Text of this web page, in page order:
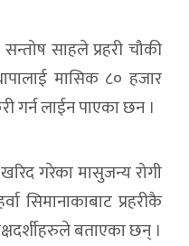
साहले प्रहरी चौकी
मासिक ८० हजार
गर्न लाईन पाएका छन ।
गरेका मासुजन्य रोगी
सिमानाकाबाट प्रहरीकै
बताएका छन् ।